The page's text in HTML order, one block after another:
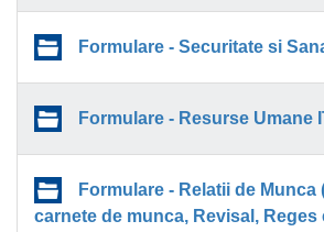
Formulare - Securitate si
Formulare - Resurse Umane
Formulare - Relatii de Munca
carnete de munca, Revisal, Reges